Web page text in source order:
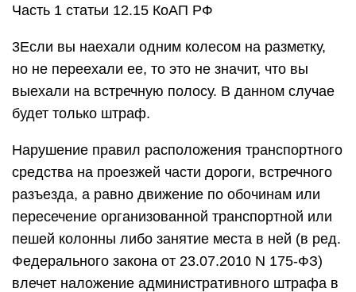
Часть 1 статьи 12.15 КоАП РФ
3Если вы наехали одним колесом на разметку,
но не переехали ее, то это не значит, что вы
выехали на встречную полосу. В данном случае
будет только штраф.
Нарушение правил расположения транспортного
средства на проезжей части дороги, встречного
разъезда, а равно движение по обочинам или
пересечение организованной транспортной или
пешей колонны либо занятие места в ней (в ред.
Федерального закона от 23.07.2010 N 175-ФЗ)
влечет наложение административного штрафа в